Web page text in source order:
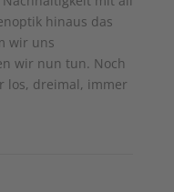
hinaus das
wir uns
wir nun tun. Noch
los, dreimal, immer